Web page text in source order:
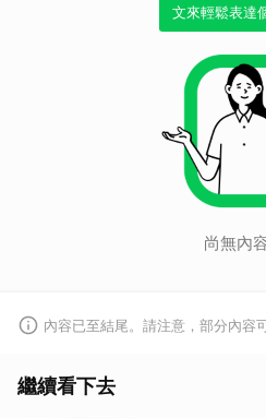
文來輕鬆表達
尚無內容
內容已至結尾。請注意，部分內容
繼續看下去
取消